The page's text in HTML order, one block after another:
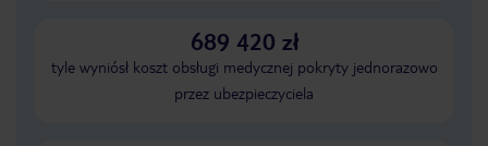
689 420 zł
tyle wyniósł koszt obsługi medycznej pokryty jednorazowo
przez ubezpieczyciela